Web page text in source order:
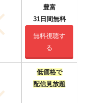
豊富
31日間無料
無料視聴す
る
低価格で
配信見放題